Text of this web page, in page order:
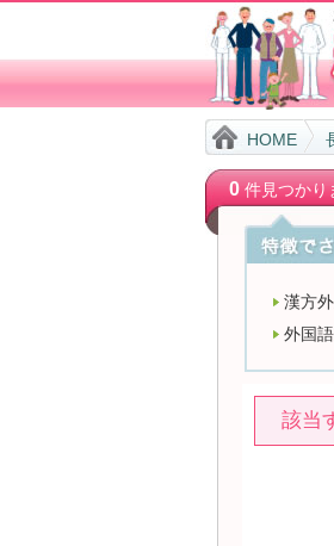
HOME
0件見つかり
漢方
外国
該当